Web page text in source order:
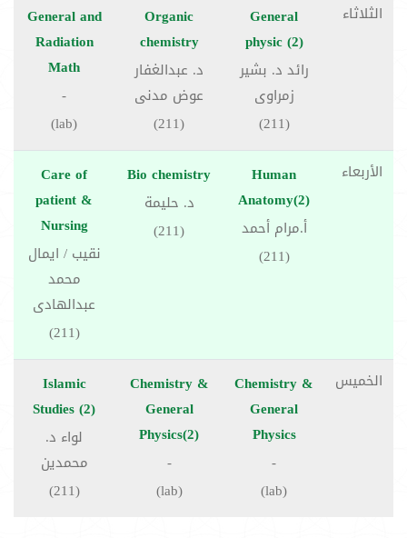
الثلاثاء
General
physic (2)
رائد د. بشير
زمراوى
(211)
Organic
chemistry
د. عبدالغفار
عوض مدنى
(211)
General and
Radiation
Math
-
(lab)
الأربعاء
Human
Anatomy(2)
أ.مرام أحمد
(211)
Bio chemistry
د. حليمة
(211)
Care of
patient &
Nursing
نقيب / ايمال
محمد
عبدالهادى
(211)
الخميس
Chemistry &
General
Physics
-
(lab)
Chemistry &
General
Physics(2)
-
(lab)
Islamic
Studies (2)
لواء د.
محمدين
(211)